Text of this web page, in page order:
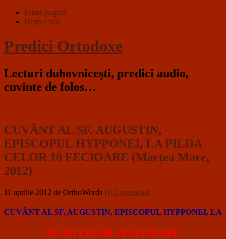
Prima pagină
Despre noi
Predici Ortodoxe
Lecturi duhovniceşti, predici audio,
cuvinte de folos…
CUVÂNT AL SF. AUGUSTIN,
EPISCOPUL HYPPONEI, LA PILDA
CELOR 10 FECIOARE (Marțea Mare,
2012)
11 aprilie 2012 de OrthoWords | 0 Comentarii
CUVÂNT AL SF. AUGUSTIN, EPISCOPUL HYPPONEI, LA
PILDA CELOR 10 FECIOARE